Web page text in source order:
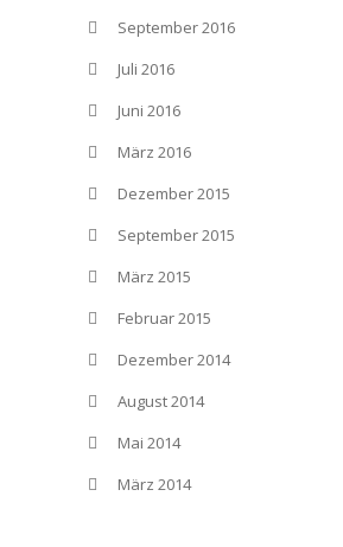
September 2016
Juli 2016
Juni 2016
März 2016
Dezember 2015
September 2015
März 2015
Februar 2015
Dezember 2014
August 2014
Mai 2014
März 2014